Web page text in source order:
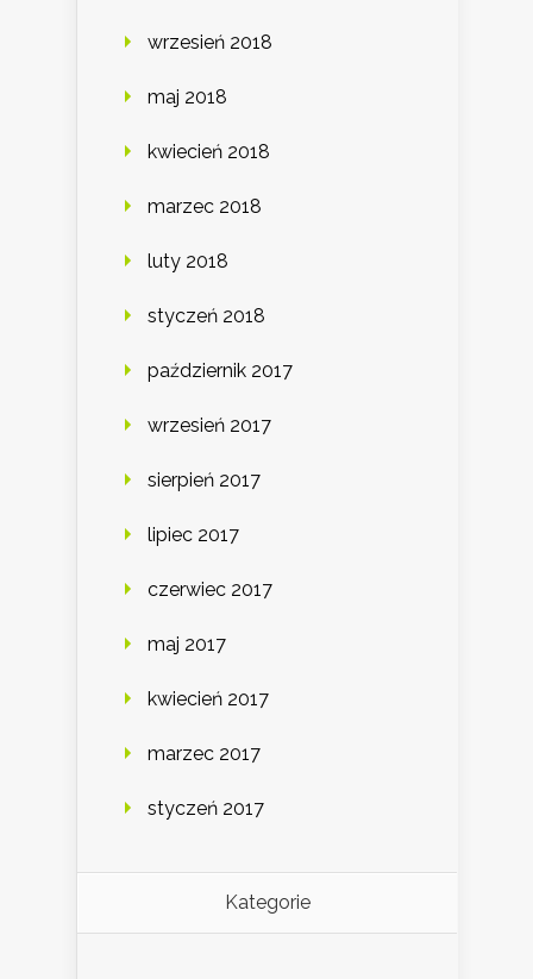
wrzesień 2018
maj 2018
kwiecień 2018
marzec 2018
luty 2018
styczeń 2018
październik 2017
wrzesień 2017
sierpień 2017
lipiec 2017
czerwiec 2017
maj 2017
kwiecień 2017
marzec 2017
styczeń 2017
Kategorie